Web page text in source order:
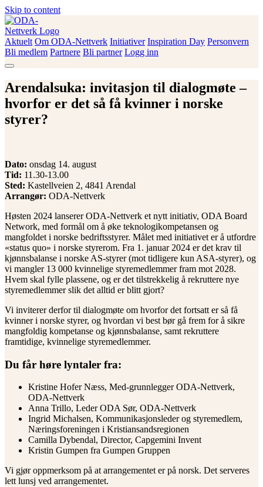
Skip to content
ODA-Nettverk
Aktuelt Om ODA-Nettverk Initiativer Inspiration Day Personvern
Bli medlem Partnere Bli partner Logg inn
Arendalsuka: invitasjon til dialogmøte –
hvorfor er det så få kvinner i norske
styrer?
Dato: onsdag 14. august
Tid: 11.30-13.00
Sted: Kastellveien 2, 4841 Arendal
Arrangør: ODA-Nettverk
Høsten 2024 lanserer ODA-Nettverk et nytt initiativ, ODA Board
Network, med formål om å øke teknologikompetansen og
mangfoldet i norske bedriftsstyrer. Målet med initiativet er å utfordre
«status quo» i norske styrerom. Fra 1. januar 2024 er det krav til
kjønnsbalanse i norske AS-styrer (mot tidligere kun ASA-styrer), og
vi mangler 13 000 kvinnelige styremedlemmer fram mot 2028.
Hvem skal fylle plassene, og er det tilstrekkelig å rekruttere nye
styremedlemmer slik det alltid er blitt gjort?
Vi inviterer derfor til dialogmøte om hvorfor det fortsatt er så få
kvinner i norske styrer, og hvordan vi best bør gå frem for å sikre
mangfoldig kompetanse og kjønnsbalanse, samt rekruttere
framtidige, kvinnelige styremedlemmer.
Du får høre lyntaler fra:
Kristine Hofer Næss, Med-grunnlegger ODA-Nettverk,
ODA-Nettverk
Anna Trillo, Leder ODA Sør, ODA-Nettverk
Ingrid Michalsen, Kommunikasjonsleder og styremedlem,
Næringsforeningen i Kristiansandsregionen
Camilla Dybendal, Director, Capgemini Invent
Kristin Gumpen fra Gumpen Gruppen
Vi gjør oppmerksom på at arrangementet er på norsk. Det serveres
lett lunsj ved arrangementet.